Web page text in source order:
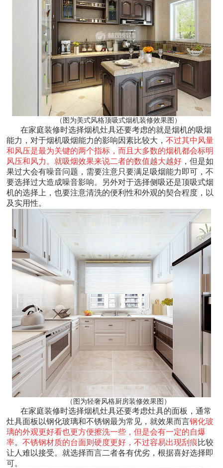
（图为美式风格顶吸式烟机装修效果图）
在家庭装修时选择烟机灶具还要考虑的就是烟机的吸烟
能力，对于烟机吸烟能力的影响因素比较大，不过其中风量
和风压是最为关键的两个指标，而且大多数的烟机都会标明
风压和风力。就吸烟效果来说二者的数值越大越好 ，但是如
果过大会有噪音问题，需要注意只要满足吸烟能力即可，不
要选择过大造成噪音影响。另外对于选择侧吸还是顶吸式烟
机的选择上，也要注意清洗的便利性和外观的契合程度，以
及实用性。
（图为轻奢风格厨房装修效果图）
在家庭装修时选择烟机灶具还要考虑灶具的面板，通常
灶具面板以钢化玻璃和不锈钢最为常见，就效果而言钢化玻
璃的外观更好看也更方便擦洗一些，但是会有一定的自爆
率。不锈钢材质的台面则硬度更好，不过容易出现刮痕比较
让人难以接受。就选择而言二者各有优劣，根据喜好选择即
可。